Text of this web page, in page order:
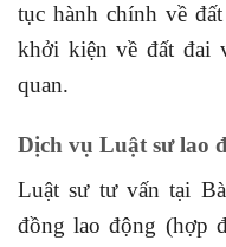
tục hành chính về
khởi kiện về đất đai
quan.
Dịch vụ Luật sư lao
Luật sư tư vấn tại
đồng lao động (hợp